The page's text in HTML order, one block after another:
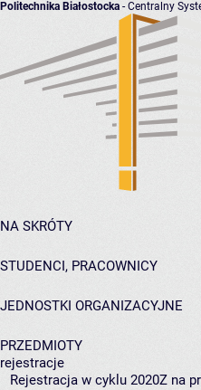
Politechnika Białostocka - Centralny
NA SKRÓTY
STUDENCI, PRACOWNICY
JEDNOSTKI ORGANIZACYJNE
PRZEDMIOTY
rejestracje
Rejestracja w cyklu 2020Z na